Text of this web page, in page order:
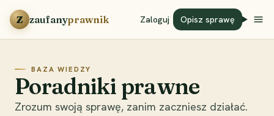
Przejdź do treści
Z zaufanyprawnik Zaloguj Opisz sprawę
BAZA WIEDZY
Poradniki prawne
Zrozum swoją sprawę, zanim zaczniesz działać.